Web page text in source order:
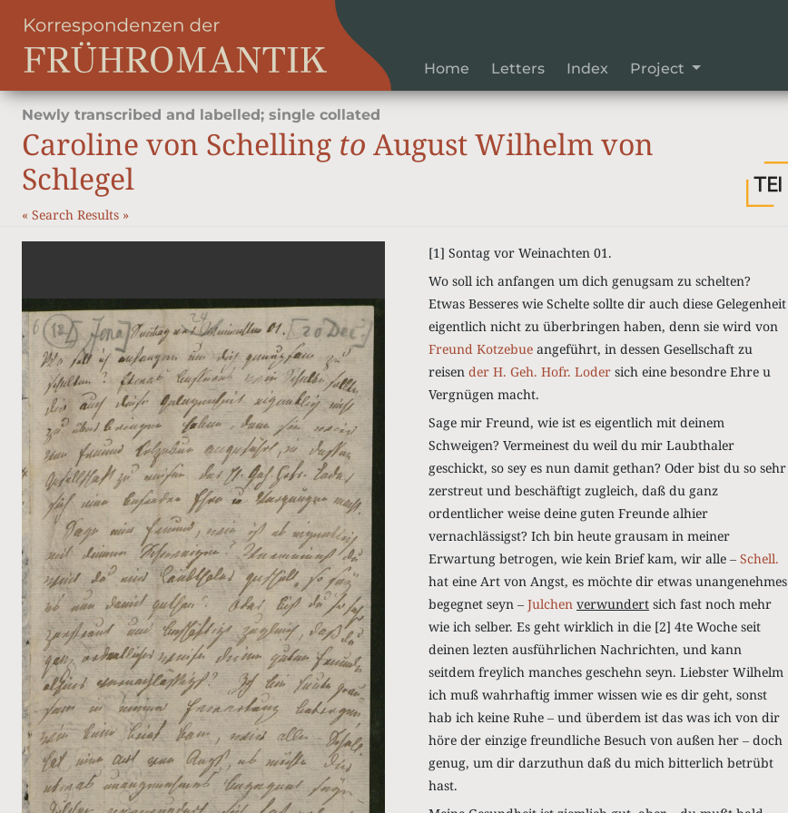
Home Letters Index Project
Newly transcribed and labelled; single collated
Caroline von Schelling to August Wilhelm von
Schlegel
« Search Results »
[1] Sontag vor Weinachten 01.
Wo soll ich anfangen um dich genugsam zu schelten?
Etwas Besseres wie Schelte sollte dir auch diese Gelegenheit
eigentlich nicht zu überbringen haben, denn sie wird von
Freund Kotzebueangeführt, in dessen Gesellschaft zu
reisen der H. Geh. Hofr. Lodersich eine besondre Ehre u
Vergnügen macht.
Sage mir Freund, wie ist es eigentlich mit deinem
Schweigen? Vermeinest du weil du mir Laubthaler
geschickt, so sey es nun damit gethan? Oder bist du so sehr
zerstreut und beschäftigt zugleich, daß du ganz
ordentlicher weise deine guten Freunde alhier
vernachlässigst? Ich bin heute grausam in meiner
Erwartung betrogen, wie kein Brief kam, wir alle ‒ Schell.
hat eine Art von Angst, es möchte dir etwas unangenehmes
begegnet seyn ‒ Julchen verwundertsich fast noch mehr
wie ich selber. Es geht wirklich in die [2] 4te Woche seit
deinen lezten ausführlichen Nachrichten, und kann
seitdem freylich manches geschehn seyn. Liebster Wilhelm
ich muß wahrhaftig immer wissen wie es dir geht, sonst
hab ich keine Ruhe ‒ und überdem ist das was ich von dir
höre der einzige freundliche Besuch von außen her ‒ doch
genug, um dir darzuthun daß du mich bitterlich betrübt
hast.